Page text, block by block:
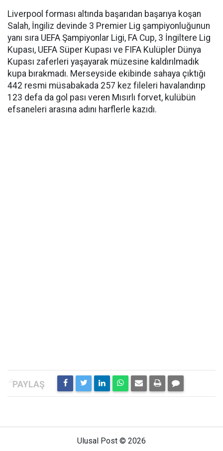
Liverpool forması altında başarıdan başarıya koşan
Salah, İngiliz devinde 3 Premier Lig şampiyonluğunun
yanı sıra UEFA Şampiyonlar Ligi, FA Cup, 3 İngiltere Lig
Kupası, UEFA Süper Kupası ve FIFA Kulüpler Dünya
Kupası zaferleri yaşayarak müzesine kaldırılmadık
kupa bırakmadı. Merseyside ekibinde sahaya çıktığı
442 resmi müsabakada 257 kez fileleri havalandırıp
123 defa da gol pası veren Mısırlı forvet, kulübün
efsaneleri arasına adını harflerle kazıdı.
Ulusal Post © 2026